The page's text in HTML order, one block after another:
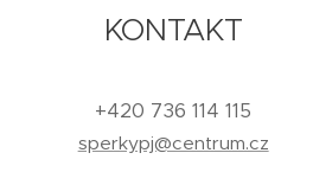
KONTAKT
+420 736 114 115
sperkypj@centrum.cz